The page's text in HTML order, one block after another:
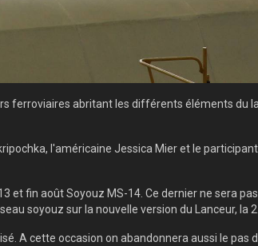
ferroviaires abritant les différents éléments du
l'américaine Jessica Mier et le
et fin août Soyouz MS-14. Ce dernier ne sera
soyouz sur la nouvelle version du Lanceur, la
A cette occasion on abandonnera aussi le pas